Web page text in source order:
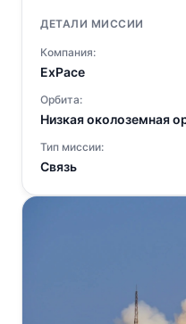
ДЕТАЛИ МИССИИ
Компания:
ExPace
Орбита:
Низкая околоземная
Тип миссии:
Связь